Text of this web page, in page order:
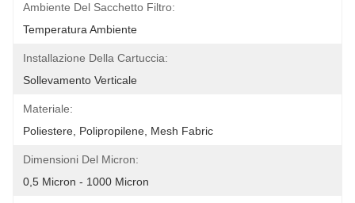
Ambiente Del Sacchetto Filtro:
Temperatura Ambiente
Installazione Della Cartuccia:
Sollevamento Verticale
Materiale:
Poliestere, Polipropilene, Mesh Fabric
Dimensioni Del Micron:
0,5 Micron - 1000 Micron